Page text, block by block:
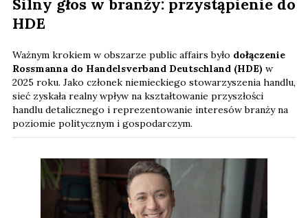
Silny głos w branży: przystąpienie do
HDE
Ważnym krokiem w obszarze public affairs było dołączenie
Rossmanna do Handelsverband Deutschland (HDE) w
2025 roku. Jako członek niemieckiego stowarzyszenia handlu,
sieć zyskała realny wpływ na kształtowanie przyszłości
handlu detalicznego i reprezentowanie interesów branży na
poziomie politycznym i gospodarczym.